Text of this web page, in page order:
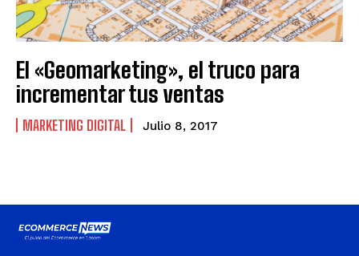
VENEZUELA
VENEZUELA
El «Geomarketing», el truco para
incrementar tus ventas
MARKETING DIGITAL Julio 8, 2017